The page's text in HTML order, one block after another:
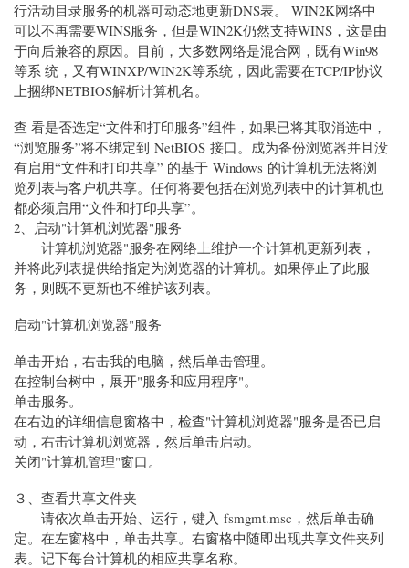
行活动目录服务的机器可动态地更新DNS表。 WIN2K网络中
可以不再需要WINS服务，但是WIN2K仍然支持WINS，这是由
于向后兼容的原因。目前，大多数网络是混合网，既有Win98
等系 统，又有WINXP/WIN2K等系统，因此需要在TCP/IP协议
上捆绑NETBIOS解析计算机名。
查 看是否选定“文件和打印服务”组件，如果已将其取消选中，
“浏览服务”将不绑定到 NetBIOS 接口。成为备份浏览器并且没
有启用“文件和打印共享” 的基于 Windows 的计算机无法将浏
览列表与客户机共享。任何将要包括在浏览列表中的计算机也
都必须启用“文件和打印共享”。
2、启动"计算机浏览器"服务
计算机浏览器"服务在网络上维护一个计算机更新列表，
并将此列表提供给指定为浏览器的计算机。如果停止了此服
务，则既不更新也不维护该列表。
启动"计算机浏览器"服务
单击开始，右击我的电脑，然后单击管理。
在控制台树中，展开"服务和应用程序"。
单击服务。
在右边的详细信息窗格中，检查"计算机浏览器"服务是否已启
动，右击计算机浏览器，然后单击启动。
关闭"计算机管理"窗口。
３、查看共享文件夹
请依次单击开始、运行，键入 fsmgmt.msc，然后单击确
定。在左窗格中，单击共享。右窗格中随即出现共享文件夹列
表。记下每台计算机的相应共享名称。